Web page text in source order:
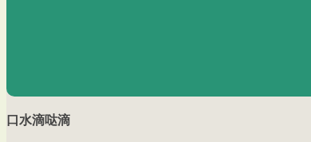
口水滴哒滴